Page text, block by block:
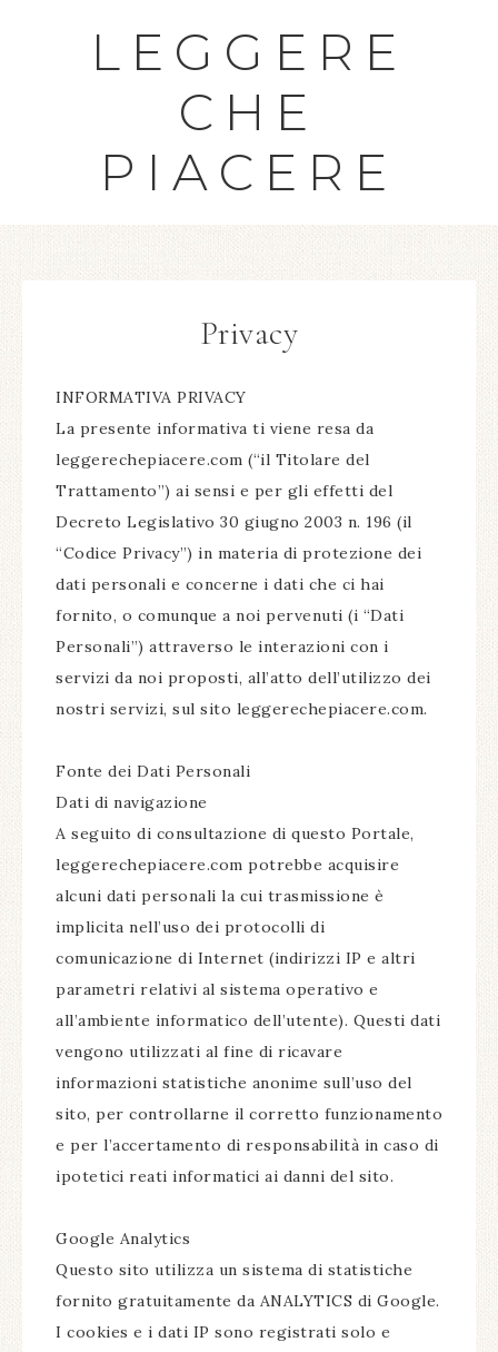
LEGGERE
CHE
PIACERE
Privacy
INFORMATIVA PRIVACY
La presente informativa ti viene resa da
leggerechepiacere.com (“il Titolare del
Trattamento”) ai sensi e per gli effetti del
Decreto Legislativo 30 giugno 2003 n. 196 (il
“Codice Privacy”) in materia di protezione dei
dati personali e concerne i dati che ci hai
fornito, o comunque a noi pervenuti (i “Dati
Personali”) attraverso le interazioni con i
servizi da noi proposti, all’atto dell’utilizzo dei
nostri servizi, sul sito leggerechepiacere.com.
Fonte dei Dati Personali
Dati di navigazione
A seguito di consultazione di questo Portale,
leggerechepiacere.com potrebbe acquisire
alcuni dati personali la cui trasmissione è
implicita nell’uso dei protocolli di
comunicazione di Internet (indirizzi IP e altri
parametri relativi al sistema operativo e
all’ambiente informatico dell’utente). Questi dati
vengono utilizzati al fine di ricavare
informazioni statistiche anonime sull’uso del
sito, per controllarne il corretto funzionamento
e per l’accertamento di responsabilità in caso di
ipotetici reati informatici ai danni del sito.
Google Analytics
Questo sito utilizza un sistema di statistiche
fornito gratuitamente da ANALYTICS di Google.
I cookies e i dati IP sono registrati solo e